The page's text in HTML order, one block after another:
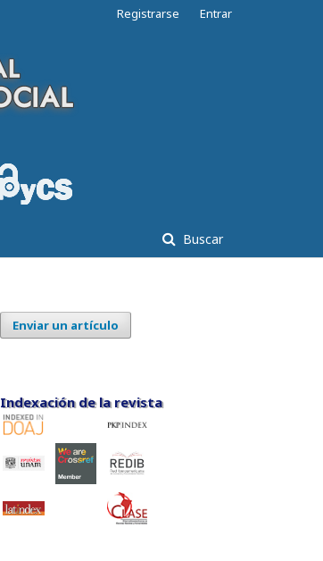
Buscar
Registrarse Entrar
Enviar un artículo
Indexación de la revista
Indexación de la revista